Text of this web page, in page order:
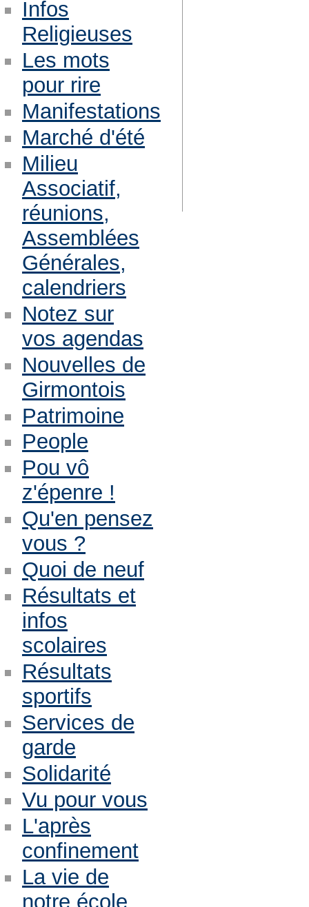
Infos
Religieuses
Les mots
pour rire
Manifestations
Marché d'été
Milieu
Associatif,
réunions,
Assemblées
Générales,
calendriers
Notez sur
vos agendas
Nouvelles de
Girmontois
Patrimoine
People
Pou vô
z'épenre !
Qu'en pensez
vous ?
Quoi de neuf
Résultats et
infos
scolaires
Résultats
sportifs
Services de
garde
Solidarité
Vu pour vous
L'après
confinement
La vie de
notre école